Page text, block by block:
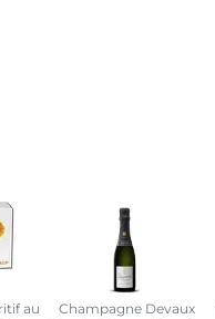
au
Champagne Devaux